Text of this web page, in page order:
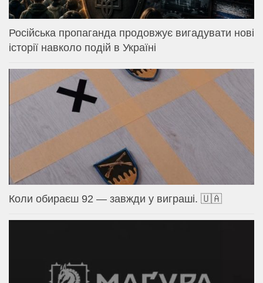
Російська пропаганда продовжує вигадувати нові
історії навколо подій в Україні
Коли обираєш 92 — завжди у виграші. 🇺🇦